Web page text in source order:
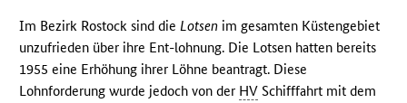
Im Bezirk Rostock sind dieLotsen im gesamten Küstengebiet
unzufrieden über ihre Ent-lohnung. Die Lotsen hatten bereits
1955 eine Erhöhung ihrer Löhne beantragt. Diese
Lohnforderung wurde jedoch von der HV Schifffahrt mit dem